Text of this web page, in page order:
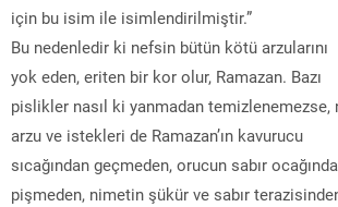
için bu isim ile isimlendirilmiştir.”
Bu nedenledir ki nefsin bütün kötü arzularını
yok eden, eriten bir kor olur, Ramazan. Bazı
pislikler nasıl ki yanmadan temizlenemezse,
arzu ve istekleri de Ramazan’ın kavurucu
sıcağından geçmeden, orucun sabır ocağında
pişmeden, nimetin şükür ve sabır